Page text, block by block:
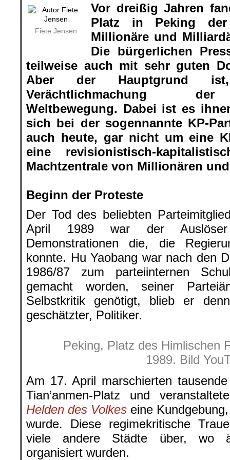
Fiete Jensen
Vor dreißig Jahren
Platz in Peking
Millionäre und
Die bürgerlichen
teilweise auch mit sehr guten
Aber der Hauptgrund
Verächtlichmachung der
Weltbewegung. Dabei ist es
sich bei der sogennannte KP-
auch heute, gar nicht um eine
eine revisionistisch-
Machtzentrale von Millionären
Beginn der Proteste
Der Tod des beliebten
April 1989 war der
Demonstrationen die, die
konnte. Hu Yaobang war nach den
1986/87 zum parteiinternen
gemacht worden, seiner
Selbstkritik genötigt, blieb er
geschätzter, Politiker.
Peking, Platz des Himlischen
1989. Bild
Am 17. April marschierten
Tian’anmen-Platz und
Helden des Volkes eine
wurde. Diese regimekritische
viele andere Städte über, wo
organisiert wurden.